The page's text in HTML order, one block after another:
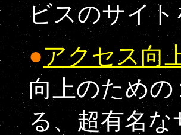
ビスのサイ
●アクセス向
向上のため
る、超有名